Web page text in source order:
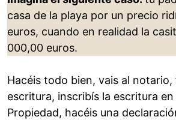
casa de la playa por un precio
euros, cuando en realidad la
000,00 euros.
Hacéis todo bien, vais al notario,
escritura, inscribís la escritura
Propiedad, hacéis una